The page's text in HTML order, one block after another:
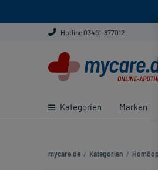
Hotline 03491-877012
Kategorien Marken
mycare.de / Kategorien /